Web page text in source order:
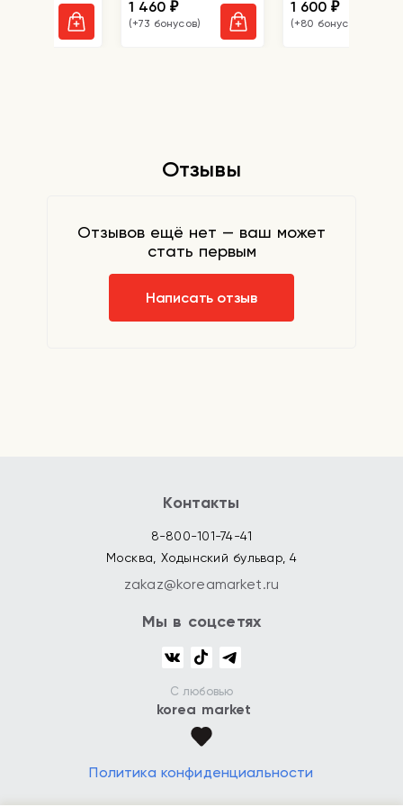
1 460 ₽
(+73 бонусов)
1 600 ₽
(+80 бонусов)
Отзывы
Отзывов ещё нет — ваш может
стать первым
Написать отзыв
Контакты
8-800-101-74-41
Москва, Ходынский бульвар, 4
zakaz@koreamarket.ru
Мы в соцсетях
С любовью
korea market
Политика конфиденциальности